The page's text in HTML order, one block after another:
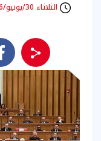
الثلاثاء 30/يونيو/2026 - 12:51 م